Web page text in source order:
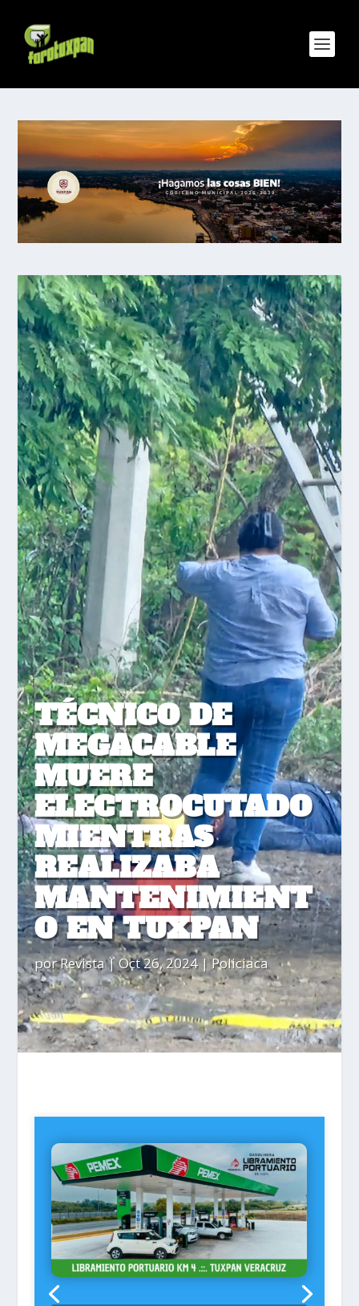
TÉCNICO DE
MEGACABLE
MUERE
ELECTROCUTADO
MIENTRAS
REALIZABA
MANTENIMIENT
O EN TUXPAN
porRevista|Oct 26, 2024|Policiaca